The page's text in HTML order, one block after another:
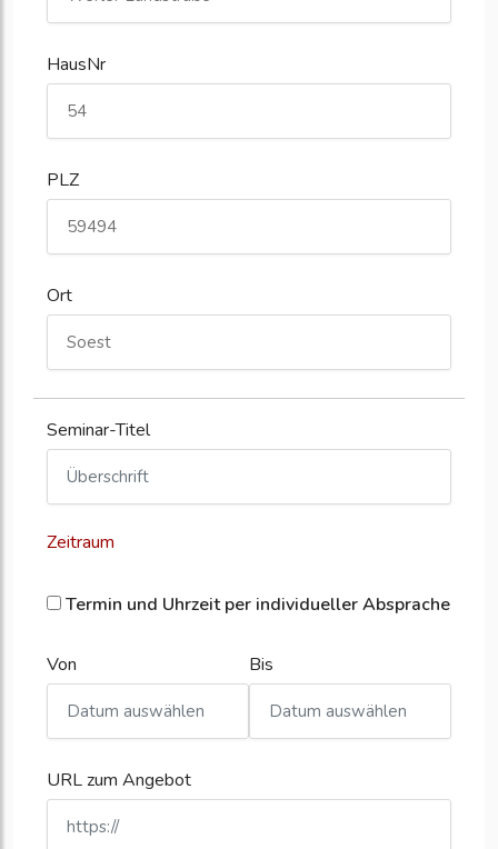
HausNr
PLZ
Ort
Seminar-Titel
Zeitraum
Termin und Uhrzeit per individueller Absprache
Von Bis
URL zum Angebot